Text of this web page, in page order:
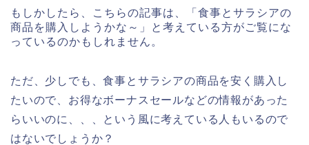
もしかしたら、こちらの記事は、「食事とサラシアの
商品を購入しようかな～」と考えている方がご覧にな
っているのかもしれません。
ただ、少しでも、食事とサラシアの商品を安く購入し
たいので、お得なボーナスセールなどの情報があった
らいいのに、、、という風に考えている人もいるので
はないでしょうか？